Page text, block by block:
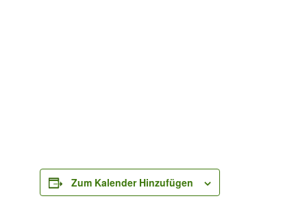
Zum Kalender Hinzufügen